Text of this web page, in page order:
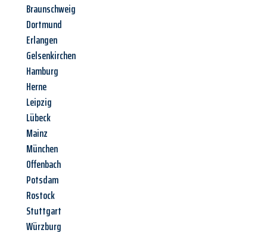
Braunschweig
Dortmund
Erlangen
Gelsenkirchen
Hamburg
Herne
Leipzig
Lübeck
Mainz
München
Offenbach
Potsdam
Rostock
Stuttgart
Würzburg